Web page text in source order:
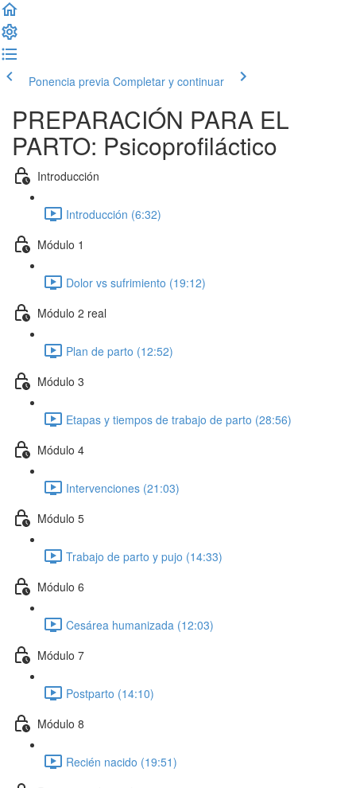
Ponencia previa Completar y continuar
PREPARACIÓN PARA EL
PARTO: Psicoprofiláctico
Introducción
Introducción (6:32)
Módulo 1
Dolor vs sufrimiento (19:12)
Módulo 2 real
Plan de parto (12:52)
Módulo 3
Etapas y tiempos de trabajo de parto (28:56)
Módulo 4
Intervenciones (21:03)
Módulo 5
Trabajo de parto y pujo (14:33)
Módulo 6
Cesárea humanizada (12:03)
Módulo 7
Postparto (14:10)
Módulo 8
Recién nacido (19:51)